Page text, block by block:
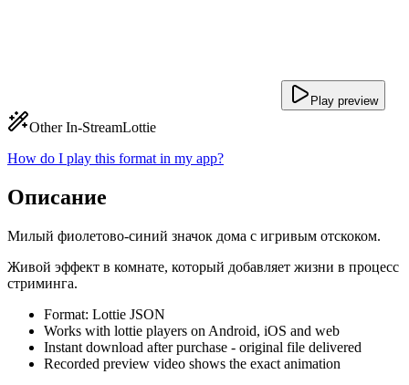
Play preview
Other In-StreamLottie
How do I play this format in my app?
Описание
Милый фиолетово-синий значок дома с игривым отскоком.
Живой эффект в комнате, который добавляет жизни в процесс
стриминга.
Format: Lottie JSON
Works with lottie players on Android, iOS and web
Instant download after purchase - original file delivered
Recorded preview video shows the exact animation